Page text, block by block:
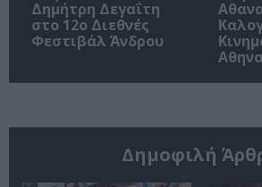
Δημήτρη Δεγαΐτη
στο 12ο Διεθνές
Φεστιβάλ Άνδρου
Δημοφιλή